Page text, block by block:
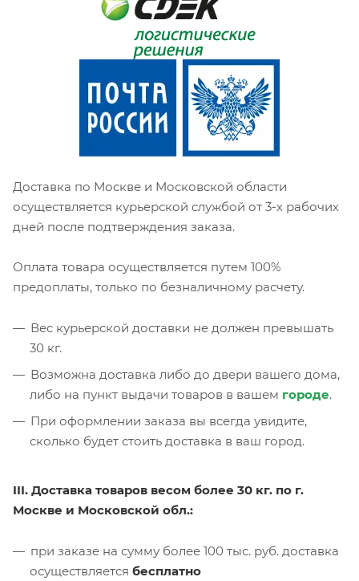
Доставка по Москве и Московской области
осуществляется курьерской службой от 3-х рабочих
дней после подтверждения заказа.
Оплата товара осуществляется путем 100%
предоплаты, только по безналичному расчету.
Вес курьерской доставки не должен превышать
30 кг.
Возможна доставка либо до двери вашего дома,
либо на пункт выдачи товаров в вашем городе.
При оформлении заказа вы всегда увидите,
сколько будет стоить доставка в ваш город.
III. Доставка товаров весом более 30 кг. по г.
Москве и Московской обл.:
при заказе на сумму более 100 тыс. руб. доставка
осуществляется бесплатно